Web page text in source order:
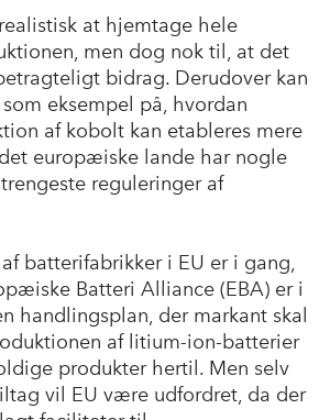
at hjemtage hele
men dog nok til, at det
bidrag. Derudover kan
eksempel på, hvordan
af kobolt kan etableres mere
europæiske lande har nogle
reguleringer af
batterifabrikker i EU er i gang,
Batteri Alliance (EBA) er i
handlingsplan, der markant skal
af litium-ion-batterier
produkter hertil. Men selv
vil EU være udfordret, da der